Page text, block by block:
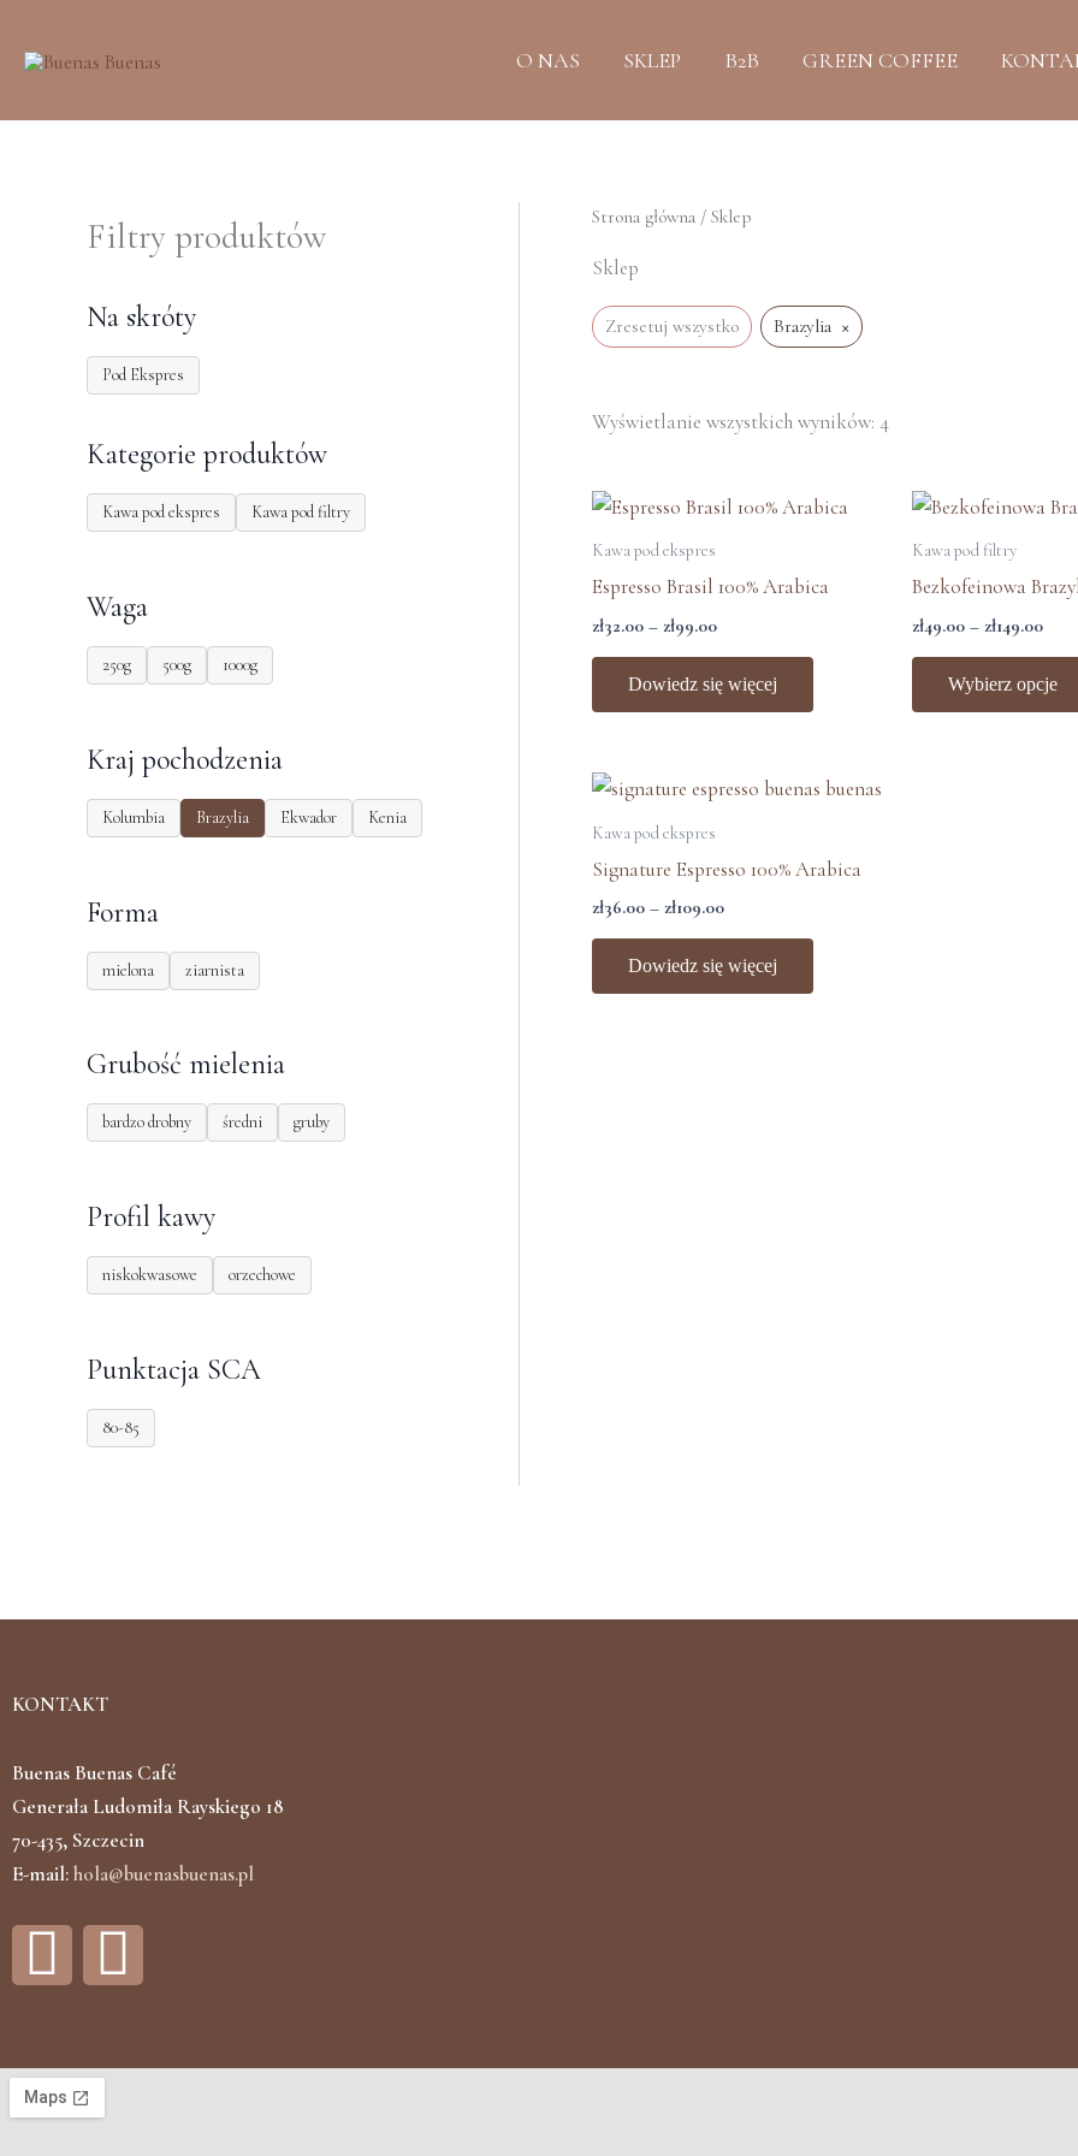
O NAS SKLEP B2B GREEN COFFEE
Filtry produktów
Na skróty
Pod Ekspres
Kategorie produktów
Kawa pod ekspres Kawa pod filtry
Waga
250g 500g 1000g
Kraj pochodzenia
Kolumbia Brazylia Ekwador Kenia
Forma
mielona ziarnista
Grubość mielenia
bardzo drobny średni gruby
Profil kawy
niskokwasowe orzechowe
Punktacja SCA
80-85
Strona główna / Sklep
Sklep
Zresetuj wszystko Brazylia ×
Wyświetlanie wszystkich wyników: 4
najnowszych
Kawa pod ekspres
Espresso Brasil 100% Arabica
zł32.00 – zł99.00
Zakres
do
Dowiedz się więcej
Kawa pod filtry
Bezkofeinowa
zł49.00 – zł149.00
do
Wybierz opcje
Kawa pod ekspres
Signature Espresso 100% Arabica
zł36.00 – zł109.00
Zakres
do
Dowiedz się więcej
KONTAKT
Buenas Buenas Café
Generała Ludomiła Rayskiego 18
70-435, Szczecin
E-mail:hola@buenasbuenas.pl
F
a
c
e
I
n
s